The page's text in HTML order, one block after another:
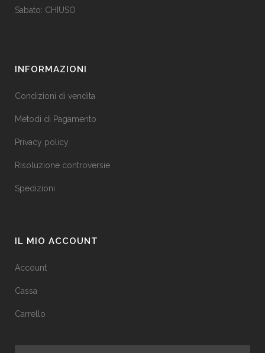
Sabato: CHIUSO
INFORMAZIONI
Condizioni di vendita
Metodi di Pagamento
Privacy policy
Risoluzione controversie
Spedizioni
IL MIO ACCOUNT
Account
Cassa
Carrello